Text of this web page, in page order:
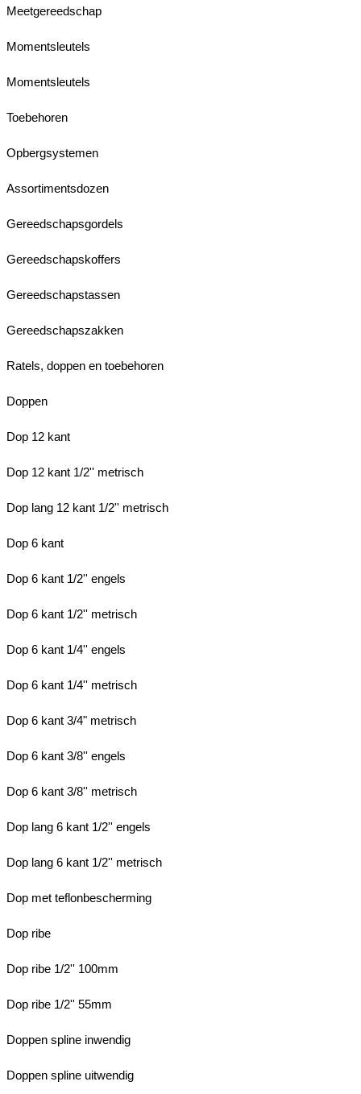
Meetgereedschap
Momentsleutels
Momentsleutels
Toebehoren
Opbergsystemen
Assortimentsdozen
Gereedschapsgordels
Gereedschapskoffers
Gereedschapstassen
Gereedschapszakken
Ratels, doppen en toebehoren
Doppen
Dop 12 kant
Dop 12 kant 1/2'' metrisch
Dop lang 12 kant 1/2'' metrisch
Dop 6 kant
Dop 6 kant 1/2'' engels
Dop 6 kant 1/2'' metrisch
Dop 6 kant 1/4'' engels
Dop 6 kant 1/4'' metrisch
Dop 6 kant 3/4" metrisch
Dop 6 kant 3/8'' engels
Dop 6 kant 3/8'' metrisch
Dop lang 6 kant 1/2'' engels
Dop lang 6 kant 1/2'' metrisch
Dop met teflonbescherming
Dop ribe
Dop ribe 1/2'' 100mm
Dop ribe 1/2'' 55mm
Doppen spline inwendig
Doppen spline uitwendig